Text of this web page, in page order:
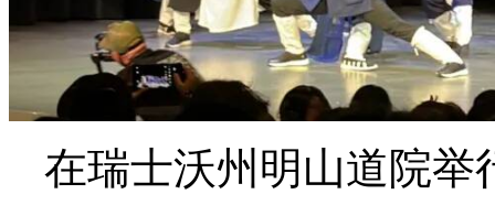
在瑞士沃州明山道院举